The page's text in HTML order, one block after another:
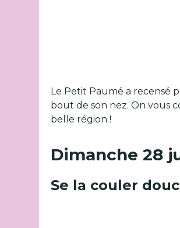
Le Petit Paumé a recensé
bout de son nez. On vous
belle région !
Dimanche 28
Se la couler